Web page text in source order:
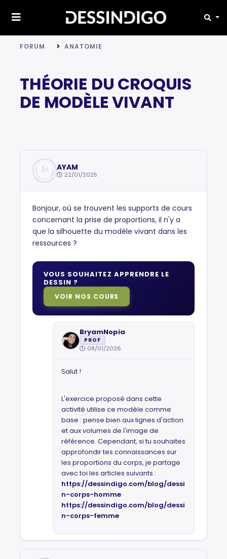
FORUM ANATOMIE
THÉORIE DU CROQUIS
DE MODÈLE VIVANT
AYAM
22/01/2025
Bonjour, où se trouvent les supports de cours
concernant la prise de proportions, il n'y a
que la silhouette du modèle vivant dans les
ressources ?
VOUS SOUHAITEZ APPRENDRE LE
DESSIN ?
VOIR NOS COURS
BryamNopia
PROF
08/01/2026
Salut !
L'exercice proposé dans cette
activité utilise ce modèle comme
base : pense bien aux lignes d'action
et aux volumes de l'image de
référence. Cependant, si tu souhaites
approfondir tes connaissances sur
les proportions du corps, je partage
avec toi les articles suivants :
https://dessindigo.com/blog/dessi
n-corps-homme
https://dessindigo.com/blog/dessi
n-corps-femme